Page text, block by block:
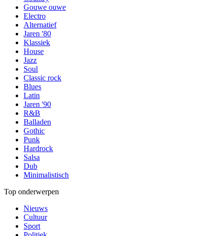
Gouwe ouwe
Electro
Alternatief
Jaren '80
Klassiek
House
Jazz
Soul
Classic rock
Blues
Latin
Jaren '90
R&B
Balladen
Gothic
Punk
Hardrock
Salsa
Dub
Minimalistisch
Top onderwerpen
Nieuws
Cultuur
Sport